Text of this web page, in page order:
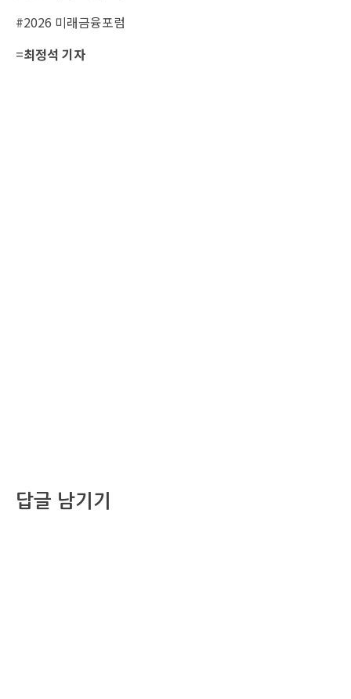
#2026 미래금융포럼
=최정석 기자
답글 남기기